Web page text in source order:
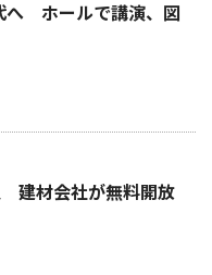
へ ホールで講演、図
建材会社が無料開放